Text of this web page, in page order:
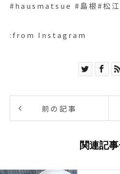
#hausmatsue #島根#松江
:from Instagram
前の記事
関連記